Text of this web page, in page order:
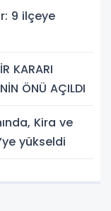
9 ilçeye
KARARI
ÖNÜ AÇILDI
Kira ve
yükseldi